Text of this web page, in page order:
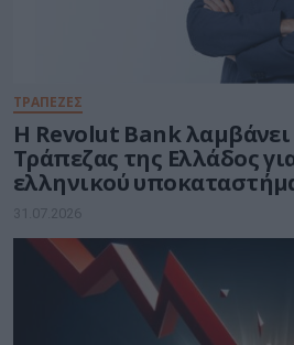
ΤΡΑΠΕΖΕΣ
Η Revolut Bank λαμβάνει
Τράπεζας της Ελλάδος
ελληνικού
τον Βασίλη Αμεράνη
31.07.2026